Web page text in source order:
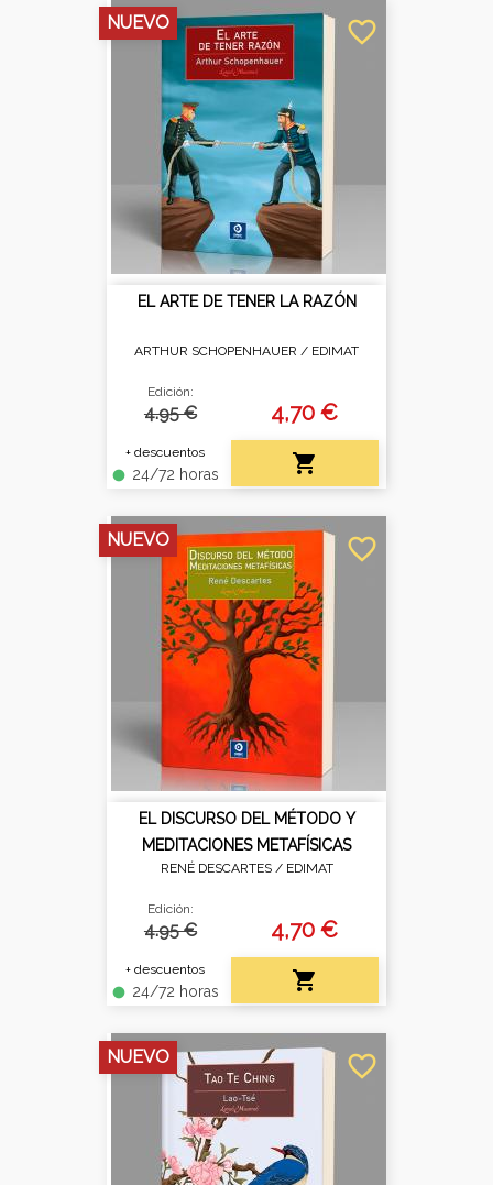
EL ARTE DE TENER LA RAZÓN
ARTHUR SCHOPENHAUER / EDIMAT
Edición:
4.95 €
+ descuentos
fiber_manual_record 24/72 horas
4,70 €

favorite_border
NUEVO
EL DISCURSO DEL MÉTODO Y
MEDITACIONES METAFÍSICAS
RENÉ DESCARTES / EDIMAT
Edición:
4.95 €
+ descuentos
fiber_manual_record 24/72 horas
4,70 €

favorite_border
NUEVO
favorite_border
NUEVO